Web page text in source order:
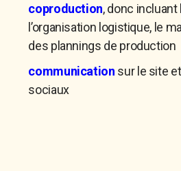
coproduction, donc
l’organisation logistique, le
des plannings de production
communication sur le site
sociaux